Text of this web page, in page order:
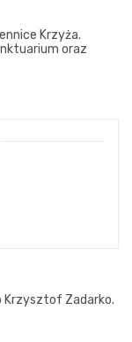
Krzyża.
oraz
Krzysztof Zadarko.